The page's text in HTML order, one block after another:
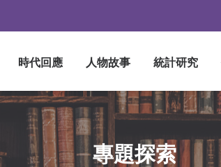
時代回應 人物故事 統計研究
專題探索